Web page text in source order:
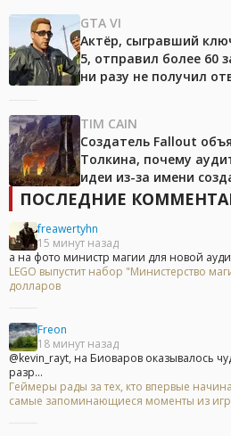
GTA VI
Актёр, сыгравший
5, отправил более 60
ни разу не получил
TIM CAIN
Создатель Fallout
Толкина, почему
идеи из-за имени
ПОСЛЕДНИЕ
freawertyhn
15 минут назад
а на фото министр магии для новой
LEGO выпустит набор "Министерство
долларов
Freon
18 минут назад
@kevin_rayt, на Биоваров оказывалось
разр...
Геймеры рады за тех, кто впервые
самые запоминающиеся моменты из